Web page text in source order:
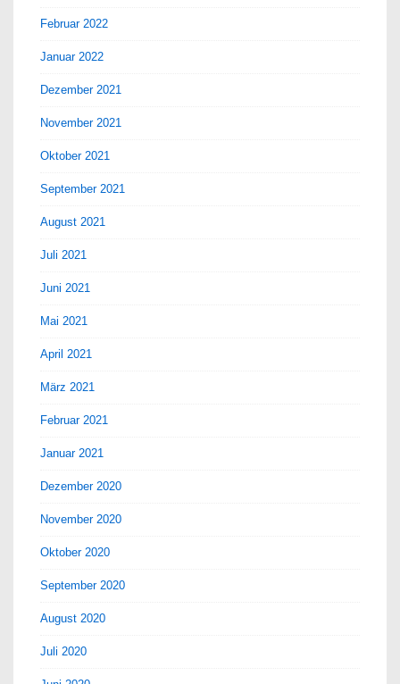
Februar 2022
Januar 2022
Dezember 2021
November 2021
Oktober 2021
September 2021
August 2021
Juli 2021
Juni 2021
Mai 2021
April 2021
März 2021
Februar 2021
Januar 2021
Dezember 2020
November 2020
Oktober 2020
September 2020
August 2020
Juli 2020